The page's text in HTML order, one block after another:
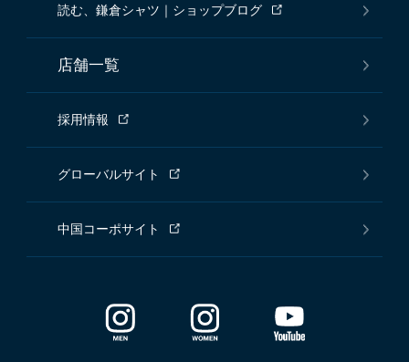
読む、鎌倉シャツ｜ショップブログ
店舗一覧
採用情報
グローバルサイト
中国コーポサイト